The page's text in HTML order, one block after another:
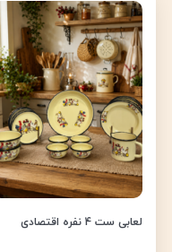
لعابی ست 4 نفره اقتصادی